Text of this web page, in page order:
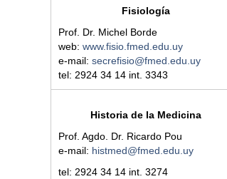
Fisiología
Prof. Dr. Michel Borde
web:www.fisio.fmed.edu.uy
e-mail:secrefisio@fmed.edu.uy
tel: 2924 34 14 int. 3343
Historia de la Medicina
Prof. Agdo. Dr. Ricardo Pou
e-mail: histmed@fmed.edu.uy
tel: 2924 34 14 int. 3274